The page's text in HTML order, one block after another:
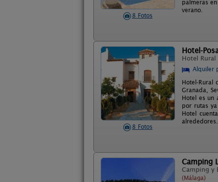
8 Fotos
palmeras
verano.
8 Fotos
Hotel-
Hotel Rural
Alquiler
Hotel-Rural
Granada,
Hotel es un
por rutas
Hotel
alrededores.
Camping
Camping y
(Málaga)